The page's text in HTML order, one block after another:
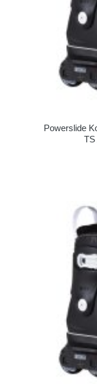
Powerslide
TS